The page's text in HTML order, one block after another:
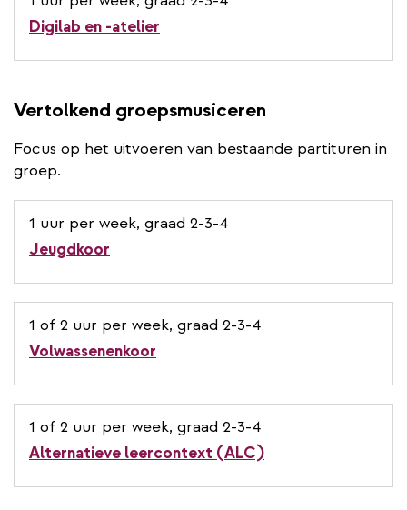
Digilab en -atelier
Vertolkend groepsmusiceren
Focus op het uitvoeren van bestaande partituren in
groep.
1 uur per week, graad 2-3-4
Jeugdkoor
1 of 2 uur per week, graad 2-3-4
Volwassenenkoor
1 of 2 uur per week, graad 2-3-4
Alternatieve leercontext (ALC)